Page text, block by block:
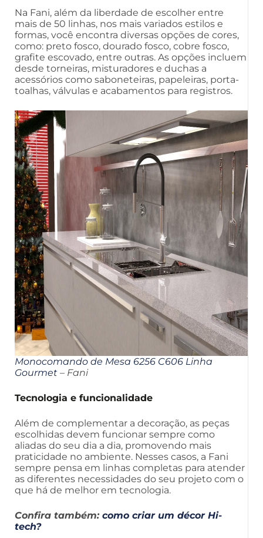
Na Fani, além da liberdade de escolher entre
mais de 50 linhas, nos mais variados estilos e
formas, você encontra diversas opções de cores,
como: preto fosco, dourado fosco, cobre fosco,
grafite escovado, entre outras. As opções incluem
desde torneiras, misturadores e duchas a
acessórios como saboneteiras, papeleiras, porta-
toalhas, válvulas e acabamentos para registros.
Monocomando de Mesa 6256 C606 Linha
Gourmet – Fani
Tecnologia e funcionalidade
Além de complementar a decoração, as peças
escolhidas devem funcionar sempre como
aliadas do seu dia a dia, promovendo mais
praticidade no ambiente. Nesses casos, a Fani
sempre pensa em linhas completas para atender
as diferentes necessidades do seu projeto com o
que há de melhor em tecnologia.
Confira também: como criar um décor Hi-
tech?